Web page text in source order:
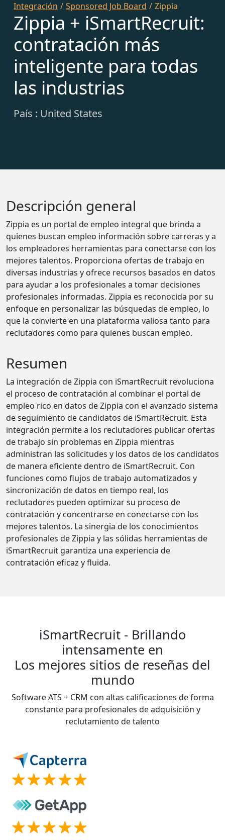
Integración / Sponsored Job Board / Zippia
Zippia + iSmartRecruit:
contratación más
inteligente para todas
las industrias
País : United States
Descripción general
Zippia es un portal de empleo integral que brinda a
quienes buscan empleo información sobre carreras y a
los empleadores herramientas para conectarse con los
mejores talentos. Proporciona ofertas de trabajo en
diversas industrias y ofrece recursos basados ​​en datos
para ayudar a los profesionales a tomar decisiones
profesionales informadas. Zippia es reconocida por su
enfoque en personalizar las búsquedas de empleo, lo
que la convierte en una plataforma valiosa tanto para
reclutadores como para quienes buscan empleo.
Resumen
La integración de Zippia con iSmartRecruit revoluciona
el proceso de contratación al combinar el portal de
empleo rico en datos de Zippia con el avanzado sistema
de seguimiento de candidatos de iSmartRecruit. Esta
integración permite a los reclutadores publicar ofertas
de trabajo sin problemas en Zippia mientras
administran las solicitudes y los datos de los candidatos
de manera eficiente dentro de iSmartRecruit. Con
funciones como flujos de trabajo automatizados y
sincronización de datos en tiempo real, los
reclutadores pueden optimizar su proceso de
contratación y concentrarse en conectarse con los
mejores talentos. La sinergia de los conocimientos
profesionales de Zippia y las sólidas herramientas de
iSmartRecruit garantiza una experiencia de
contratación eficaz y fluida.
iSmartRecruit - Brillando
intensamente en
Los mejores sitios de reseñas del
mundo
Software ATS + CRM con altas calificaciones de forma
constante para profesionales de adquisición y
reclutamiento de talento